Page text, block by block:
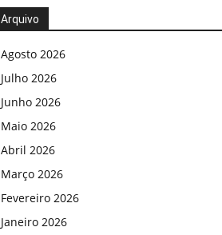
Arquivo
Agosto 2026
Julho 2026
Junho 2026
Maio 2026
Abril 2026
Março 2026
Fevereiro 2026
Janeiro 2026